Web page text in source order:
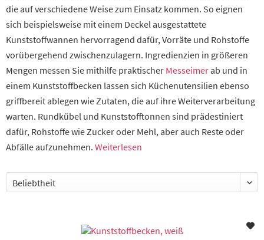
die auf verschiedene Weise zum Einsatz kommen. So eignen
sich beispielsweise mit einem Deckel ausgestattete
Kunststoffwannen hervorragend dafür, Vorräte und Rohstoffe
vorübergehend zwischenzulagern. Ingredienzien in größeren
Mengen messen Sie mithilfe praktischer Messeimerab und in
einem Kunststoffbecken lassen sich Küchenutensilien ebenso
griffbereit ablegen wie Zutaten, die auf ihre Weiterverarbeitung
warten. Rundkübel und Kunststofftonnen sind prädestiniert
dafür, Rohstoffe wie Zucker oder Mehl, aber auch Reste oder
Abfälle aufzunehmen. Weiterlesen